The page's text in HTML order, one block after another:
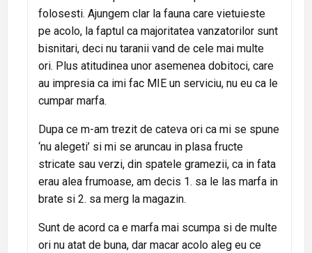
folosesti. Ajungem clar la fauna care vietuieste
pe acolo, la faptul ca majoritatea vanzatorilor sunt
bisnitari, deci nu taranii vand de cele mai multe
ori. Plus atitudinea unor asemenea dobitoci, care
au impresia ca imi fac MIE un serviciu, nu eu ca le
cumpar marfa.
Dupa ce m-am trezit de cateva ori ca mi se spune
‘nu alegeti’ si mi se aruncau in plasa fructe
stricate sau verzi, din spatele gramezii, ca in fata
erau alea frumoase, am decis 1. sa le las marfa in
brate si 2. sa merg la magazin.
Sunt de acord ca e marfa mai scumpa si de multe
ori nu atat de buna, dar macar acolo aleg eu ce